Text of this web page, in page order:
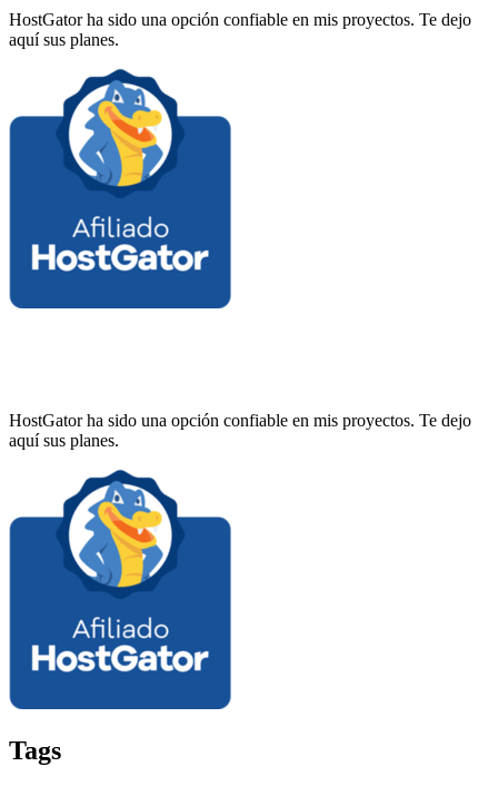
HostGator ha sido una opción confiable en mis proyectos. Te dejo
aquí sus planes.
HostGator ha sido una opción confiable en mis proyectos. Te dejo
aquí sus planes.
Tags